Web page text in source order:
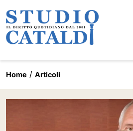
Home Articoli